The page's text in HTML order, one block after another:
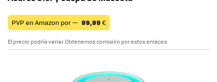
PVP en Amazon por — 99,99 €
El precio podría variar. Obtenemos comisión por estos enlaces